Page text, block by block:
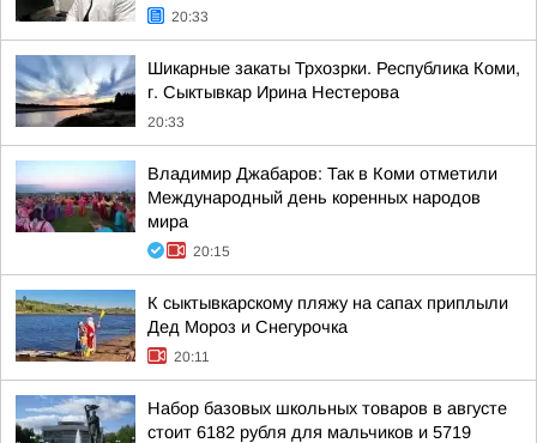
20:33
Шикарные закаты Трхозрки. Республика Коми,
г. Сыктывкар Ирина Нестерова
20:33
Владимир Джабаров: Так в Коми отметили
Международный день коренных народов
мира
20:15
К сыктывкарскому пляжу на сапах приплыли
Дед Мороз и Снегурочка
20:11
Набор базовых школьных товаров в августе
стоит 6182 рубля для мальчиков и 5719